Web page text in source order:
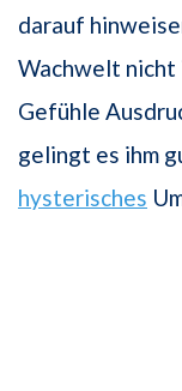
darauf
Wachwelt nicht
Gefühle
gelingt es ihm
hysterisches